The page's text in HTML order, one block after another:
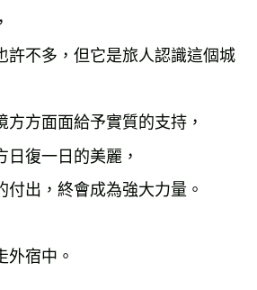
許不多，但它是旅人認識這個城
方方面面給予實質的支持，
日復一日的美麗，
付出，終會成為強大力量。
外宿中。